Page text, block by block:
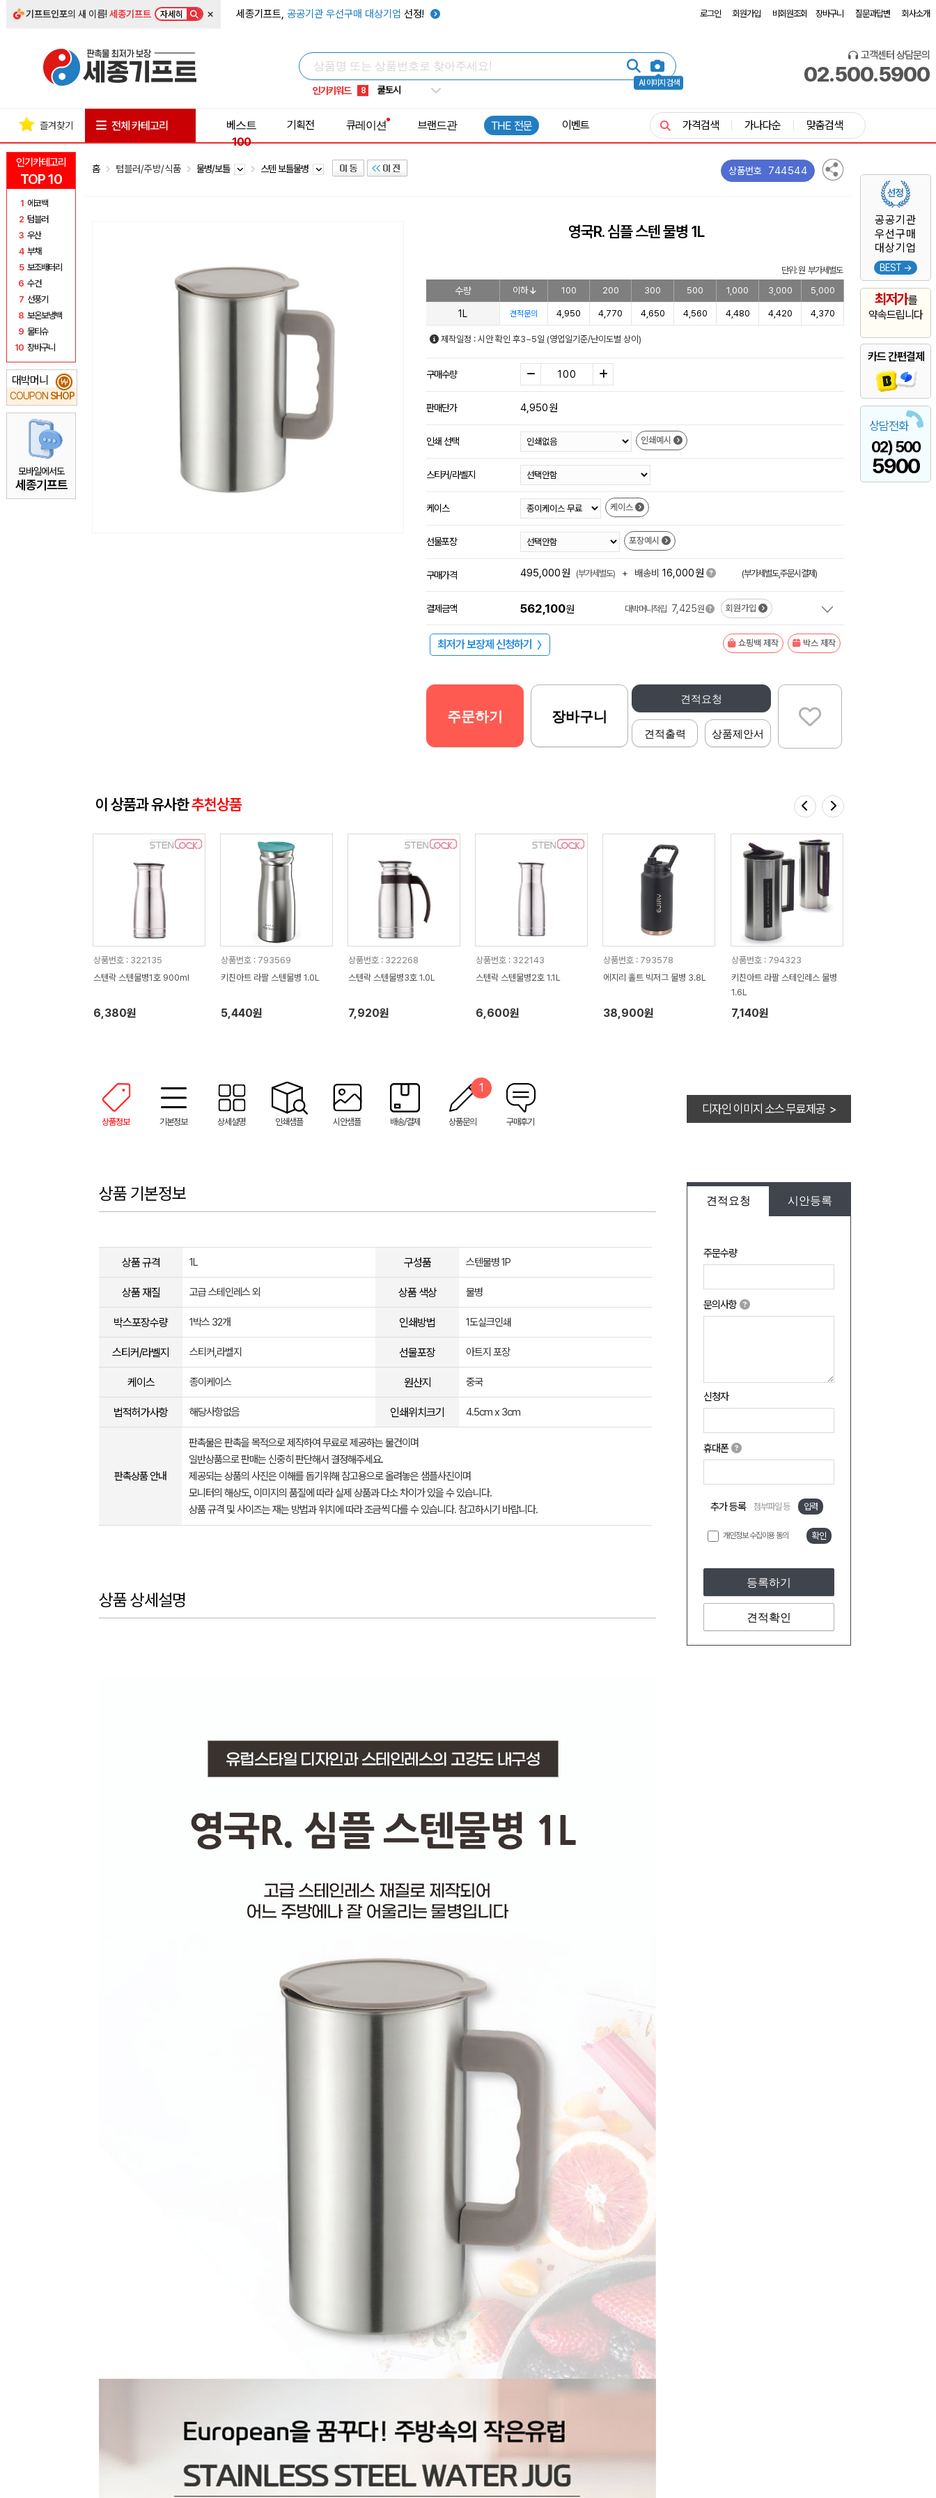
기프트인포의 새 이름!세종기프트 자세히 × 세종기프트, 공공기관 우선구매 대상기업 선정! 로그인 회원가입 비회원조회 장바구니 질문과답변 회사소개
AI 이미지 검색
인기키워드
5 키캡
8 쿨토시
9 넥쿨러
1 선풍기
고객센터 상담문의
02.500.5900
인기카테고리
TOP 10
1 에코백
2 텀블러
3 우산
4 부채
5 보조배터리
6 수건
7 선풍기
8 보온보냉백
9 물티슈
10 장바구니
대박머니
COUPON SHOP
₩
모바일에서도
세종기프트
공공기관
우선구매
대상기업
BEST →
최저가를
약속드립니다
카드 간편결제
상담전화
02) 500
5900
즐겨찾기 전체 카테고리
베스트
100
기획전 큐레이션 브랜드관 THE 전문 이벤트 가격검색 가나다순 맞춤검색
홈 텀블러/주방/식품 물병/보틀 스텐 보틀물병 상품번호 744544
영국R. 심플 스텐 물병 1L
단위: 원 부가세별도
수량 이하 100 200 300 500 1,000 3,000 5,000
1L 견적문의 4,950 4,770 4,650 4,560 4,480 4,420 4,370
제작일정 : 시안 확인 후3~5일 (영업일기준/난이도별 상이)
구매수량
판매단가 4,950원
인쇄 선택 인쇄예시
스티커/라벨지
케이스 케이스
선물포장 포장예시
구매가격 495,000원 (부가세별도) + 배송비 16,000원 (부가세별도,주문시결제)
결제금액 562,100원 대박머니적립 7,425원 회원가입
최저가 보장제 신청하기 〉 쇼핑백 제작 박스 제작
견적요청
견적출력 상품제안서
주문하기 장바구니
이 상품과 유사한추천상품
상품번호 : 322135
스텐락 스텐물병1호 900ml
6,380원
상품번호 : 793569
키친아트 라팔 스텐물병 1.0L
5,440원
상품번호 : 322268
스텐락 스텐물병3호 1.0L
7,920원
상품번호 : 322143
스텐락 스텐물병2호 1.1L
6,600원
상품번호 : 793578
에지리 홀트 빅저그 물병 3.8L
38,900원
상품번호 : 794323
키친아트 라팔 스테인레스 물병
1.6L
7,140원
상품정보 기본정보 상세설명 인쇄샘플 시안샘플 배송/결제 상품문의
1
구매후기
디자인 이미지 소스 무료제공 >
견적요청 시안등록
주문수량
문의사항
신청자
휴대폰
추가 등록 첨부파일 등 입력
개인정보 수집이용 동의 확인
등록하기
견적확인
상품 기본정보
상품 규격 1L 구성품 스텐물병 1P
상품 재질 고급 스테인레스 외 상품 색상 물병
박스포장수량 1박스 32개 인쇄방법 1도실크인쇄
스티커/라벨지 스티커,라벨지 선물포장 아트지 포장
케이스 종이케이스 원산지 중국
법적허가사항 해당사항없음 인쇄위치크기 4.5cm x 3cm
판촉상품 안내
판촉물은 판촉을 목적으로 제작하여 무료로 제공하는 물건이며
일반상품으로 판매는 신중히 판단해서 결정해주세요.
제공되는 상품의 사진은 이해를 돕기위해 참고용으로 올려놓은 샘플사진이며
모니터의 해상도, 이미지의 품질에 따라 실제 상품과 다소 차이가 있을 수 있습니다.
상품 규격 및 사이즈는 재는 방법과 위치에 따라 조금씩 다를 수 있습니다. 참고하시기 바랍니다.
상품 상세설명